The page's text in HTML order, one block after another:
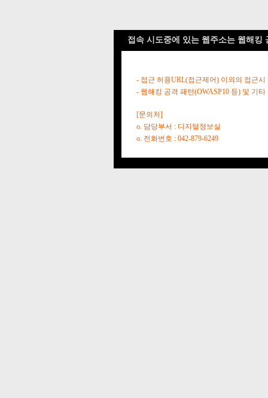
접속 시도중에 있는 웹주소는 웹해킹
- 접근 허용URL(접근제어) 이외의 접근시
- 웹해킹 공격 패턴(OWASP10 등) 및 기
[문의처]
o. 담당부서 : 디지털정보실
o. 전화번호 : 042-879-6249